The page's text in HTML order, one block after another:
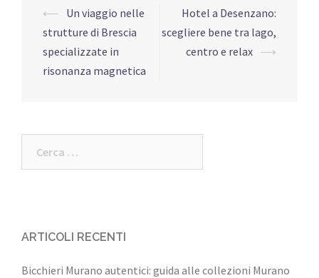
Navigazione
articolo
⟵ Un viaggio nelle
strutture di Brescia
specializzate in
risonanza magnetica
Hotel a Desenzano:
scegliere bene tra lago,
centro e relax ⟶
ARTICOLI RECENTI
Bicchieri Murano autentici: guida alle collezioni Murano